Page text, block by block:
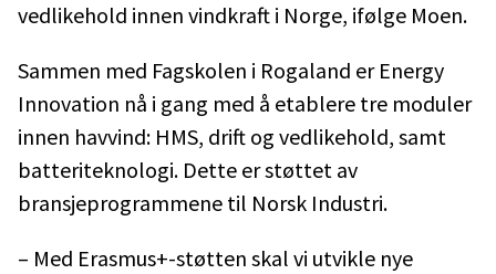
vedlikehold innen vindkraft i Norge, ifølge Moen.
Sammen med Fagskolen i Rogaland er Energy
Innovation nå i gang med å etablere tre moduler
innen havvind: HMS, drift og vedlikehold, samt
batteriteknologi. Dette er støttet av
bransjeprogrammene til Norsk Industri.
– Med Erasmus+-støtten skal vi utvikle nye